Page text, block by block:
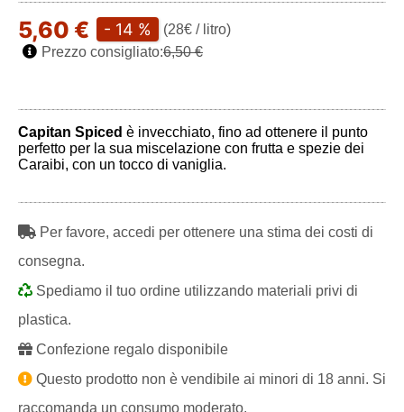
5,60 € - 14 %
(28€ / litro)
Prezzo consigliato:6,50 €
Capitan Spiced è invecchiato, fino ad ottenere il punto
perfetto per la sua miscelazione con frutta e spezie dei
Caraibi, con un tocco di vaniglia.
Per favore, accedi per ottenere una stima dei costi di
consegna.
Spediamo il tuo ordine utilizzando materiali privi di
plastica.
Confezione regalo disponibile
Questo prodotto non è vendibile ai minori di 18 anni. Si
raccomanda un consumo moderato.